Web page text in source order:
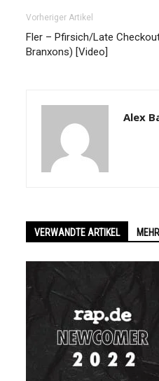
Vorheriger Artikel
Fler – Pfirsich/Late
Branxons) [Video]
Alex
VERWANDTE ARTIKEL